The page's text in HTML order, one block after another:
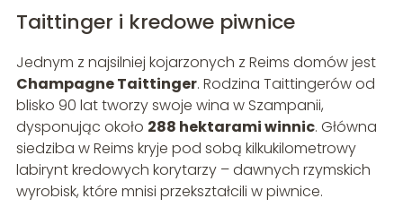
Taittinger i kredowe piwnice
Jednym z najsilniej kojarzonych z Reims domów jest
Champagne Taittinger. Rodzina Taittingerów od
blisko 90 lat tworzy swoje wina w Szampanii,
dysponując około 288 hektarami winnic. Główna
siedziba w Reims kryje pod sobą kilkukilometrowy
labirynt kredowych korytarzy – dawnych rzymskich
wyrobisk, które mnisi przekształcili w piwnice.